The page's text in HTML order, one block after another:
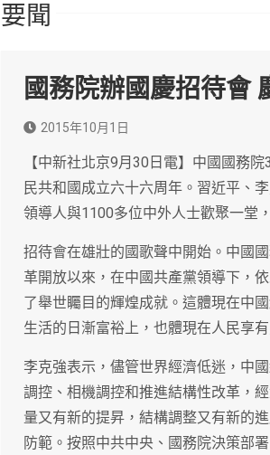
要聞
國務院辦國慶招待會
2015年10月1日
【中新社北京9月30日電】中國國務
民共和國成立六十六周年。習近平、
領導人與1100多位中外人士歡聚一堂
招待會在雄壯的國歌聲中開始。中國
革開放以來，在中國共產黨領導下，
了舉世矚目的輝煌成就。這體現在中
生活的日漸富裕上，也體現在人民享
李克強表示，儘管世界經濟低迷，中
調控、相機調控和推進結構性改革，
量又有新的提昇，結構調整又有新的
防範。按照中共中央、國務院決策部